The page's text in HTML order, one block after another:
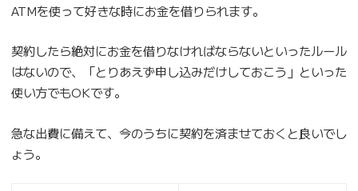
ATMを使って好きな時にお金を借りられます。
契約したら絶対にお金を借りなければならないといったルール
はないので、「とりあえず申し込みだけしておこう」といった
使い方でもOKです。
急な出費に備えて、今のうちに契約を済ませておくと良いでし
ょう。